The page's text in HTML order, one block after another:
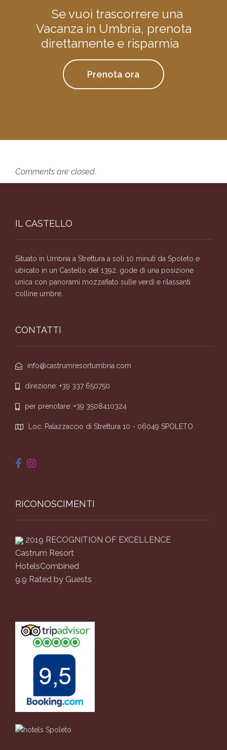
Se vuoi trascorrere una
Vacanza in Umbria, prenota
direttamente e risparmia
Prenota ora
Comments are closed.
IL CASTELLO
Situato in Umbria a Strettura a soli 10 minuti da Spoleto e
ubicato in un Castello del 1392, gode di una posizione
unica con panorami mozzafiato sulle verdi e rilassanti
colline umbre.
CONTATTI
info@castrumresortumbria.com
direzione: +39 337 650750
per prenotare: +39 3508410324
Loc. Palazzaccio di Strettura 10 - 06049 SPOLETO
RICONOSCIMENTI
2019 RECOGNITION OF EXCELLENCE
Castrum Resort
HotelsCombined
9.9 Rated by Guests